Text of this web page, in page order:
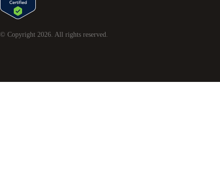
© Copyright 2026. All rights reserved.